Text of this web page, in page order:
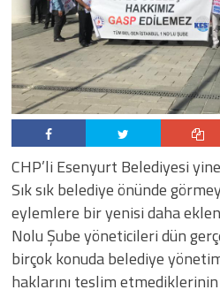
CHP’li Esenyurt Belediyesi
Sık sık belediye önünde
eylemlere bir yenisi daha
Nolu Şube yöneticileri dün
birçok konuda belediye
haklarını teslim etmediklerinin